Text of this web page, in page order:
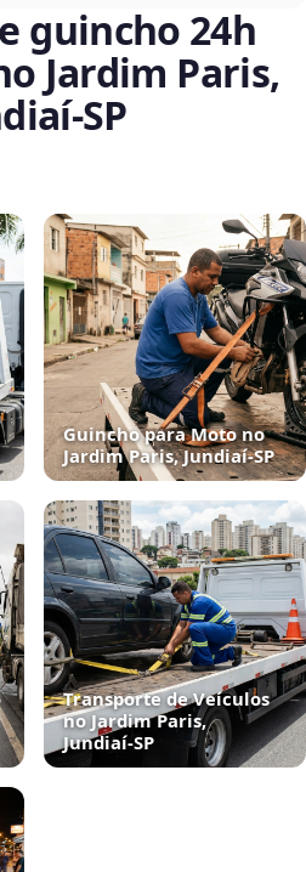
guincho 24h
Jardim Paris,
Guincho para Moto no
Jardim Paris, Jundiaí‑SP
Transporte de Veículos
no Jardim Paris,
Jundiaí‑SP